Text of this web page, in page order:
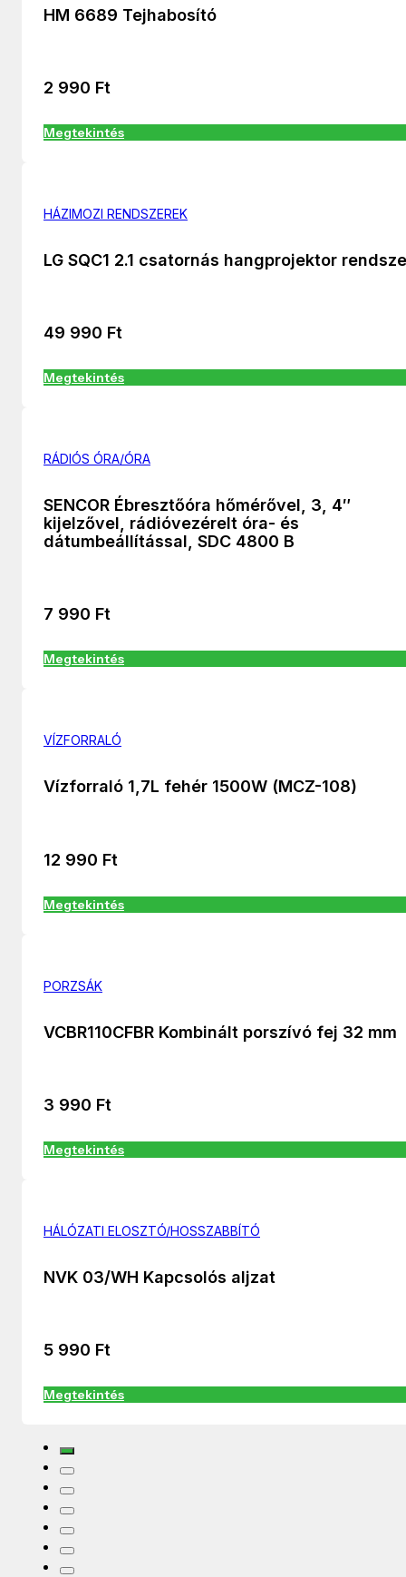
HM 6689 Tejhabosító
2 990 Ft
Megtekintés
HÁZIMOZI RENDSZEREK
LG SQC1 2.1 csatornás hangprojektor
49 990 Ft
Megtekintés
RÁDIÓS ÓRA/ÓRA
SENCOR Ébresztőóra hőmérővel, 3, 4″
kijelzővel, rádióvezérelt óra- és
dátumbeállítással, SDC 4800 B
7 990 Ft
Megtekintés
VÍZFORRALÓ
Vízforraló 1,7L fehér 1500W (MCZ-108)
12 990 Ft
Megtekintés
PORZSÁK
VCBR110CFBR Kombinált porszívó fej 32 mm
3 990 Ft
Megtekintés
HÁLÓZATI ELOSZTÓ/HOSSZABBÍTÓ
NVK 03/WH Kapcsolós aljzat
5 990 Ft
Megtekintés